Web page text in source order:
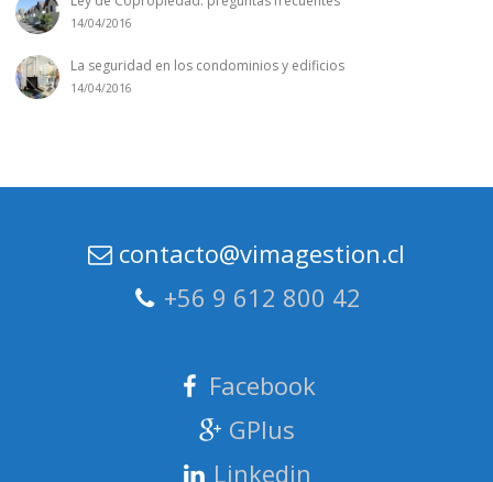
14/04/2016
La seguridad en los condominios y edificios
14/04/2016
contacto@vimagestion.cl
+56 9 612 800 42
Facebook
GPlus
Linkedin